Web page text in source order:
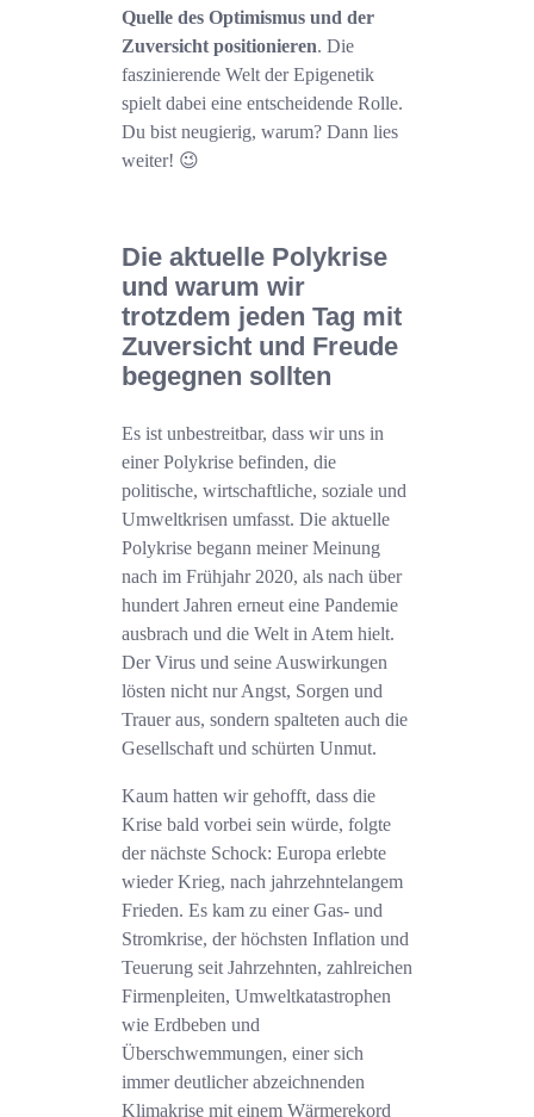
Quelle des Optimismus und der
Zuversicht positionieren. Die
faszinierende Welt der Epigenetik
spielt dabei eine entscheidende Rolle.
Du bist neugierig, warum? Dann lies
weiter! 😉
Die aktuelle Polykrise
und warum wir
trotzdem jeden Tag mit
Zuversicht und Freude
begegnen sollten
Es ist unbestreitbar, dass wir uns in
einer Polykrise befinden, die
politische, wirtschaftliche, soziale und
Umweltkrisen umfasst. Die aktuelle
Polykrise begann meiner Meinung
nach im Frühjahr 2020, als nach über
hundert Jahren erneut eine Pandemie
ausbrach und die Welt in Atem hielt.
Der Virus und seine Auswirkungen
lösten nicht nur Angst, Sorgen und
Trauer aus, sondern spalteten auch die
Gesellschaft und schürten Unmut.
Kaum hatten wir gehofft, dass die
Krise bald vorbei sein würde, folgte
der nächste Schock: Europa erlebte
wieder Krieg, nach jahrzehntelangem
Frieden. Es kam zu einer Gas- und
Stromkrise, der höchsten Inflation und
Teuerung seit Jahrzehnten, zahlreichen
Firmenpleiten, Umweltkatastrophen
wie Erdbeben und
Überschwemmungen, einer sich
immer deutlicher abzeichnenden
Klimakrise mit einem Wärmerekord